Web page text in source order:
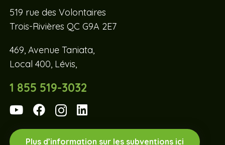
519 rue des Volontaires
Trois-Rivières QC G9A 2E7
469, Avenue Taniata,
Local 400, Lévis,
1 855 519-3032
Plus d’information sur les subventions ici